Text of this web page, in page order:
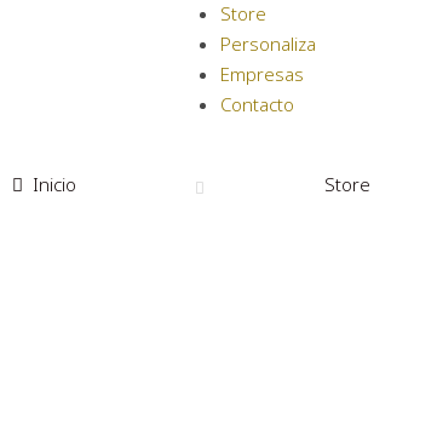
Store
Personaliza
Empresas
Contacto
Inicio Store